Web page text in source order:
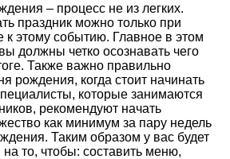
– процесс не из легких.
праздник можно только при
к этому событию. Главное в этом
должны четко осознавать чего
Также важно правильно
рождения, когда стоит начинать
которые занимаются
рекомендуют начать
как минимум за пару недель
Таким образом у вас будет
то, чтобы: составить меню,